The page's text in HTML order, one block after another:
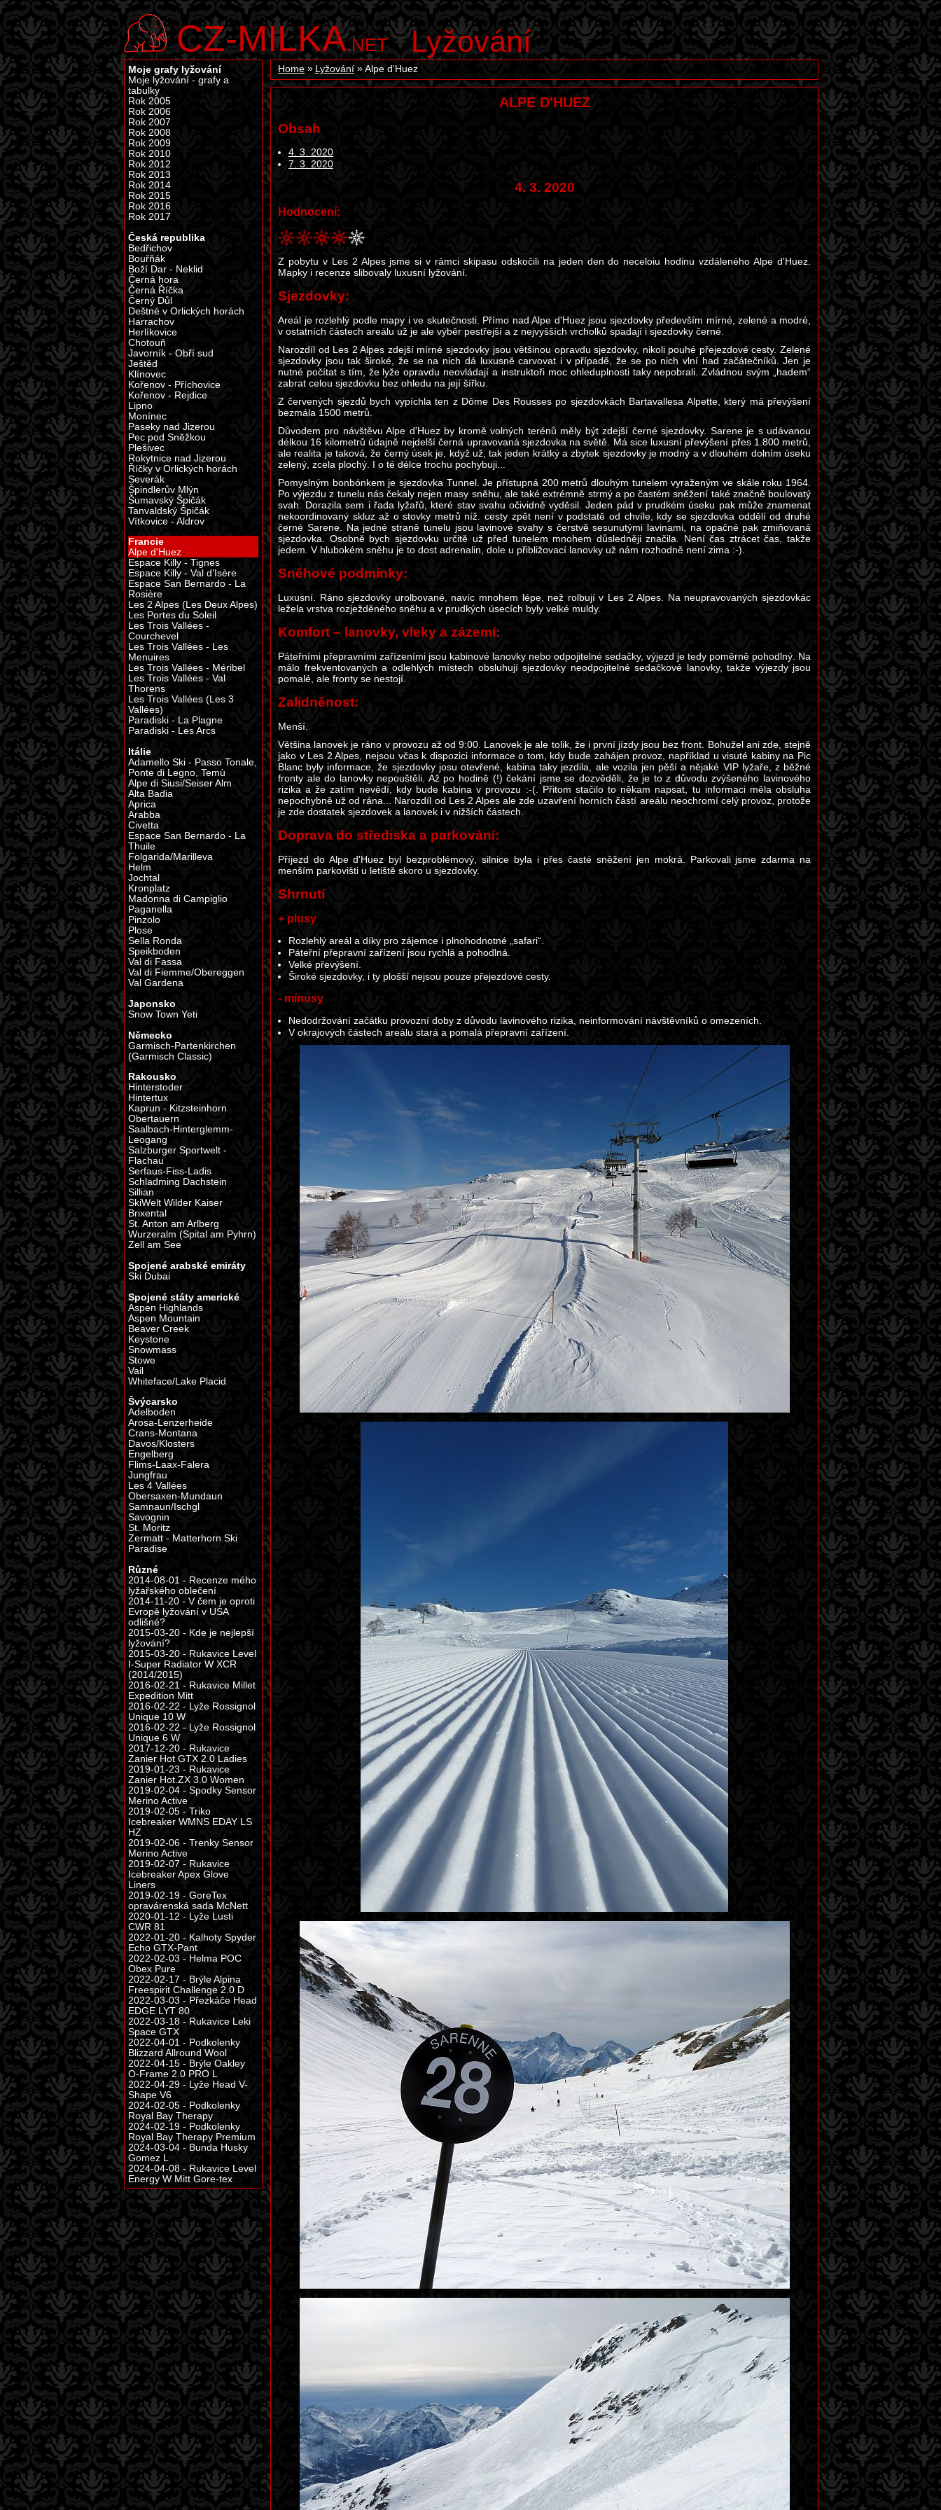
CZ-MILKA.NET Lyžování
Home Lyžování Alpe d'Huez
ALPE D'HUEZ
Obsah
4. 3. 2020
7. 3. 2020
4. 3. 2020
Hodnocení:
Z pobytu v Les 2 Alpes jsme si v rámci skipasu odskočili na jeden den do neceloiu hodinu vzdáleného Alpe d'Huez.
Mapky i recenze slibovaly luxusní lyžování.
Sjezdovky:
Areál je rozlehlý podle mapy i ve skutečnosti. Přímo nad Alpe d'Huez jsou sjezdovky především mírné, zelené a modré,
v ostatních částech areálu už je ale výběr pestřejší a z nejvyšších vrcholků spadají i sjezdovky černé.
Narozdíl od Les 2 Alpes zdejší mírné sjezdovky jsou většinou opravdu sjezdovky, nikoli pouhé přejezdové cesty. Zelené
sjezdovky jsou tak široké, že se na nich dá luxusně carvovat i v případě, že se po nich vlní had začátečníků. Jen je
nutné počítat s tím, že lyže opravdu neovládají a instruktoři moc ohleduplnosti taky nepobrali. Zvládnou svým „hadem“
zabrat celou sjezdovku bez ohledu na její šířku.
Z červených sjezdů bych vypíchla ten z Dôme Des Rousses po sjezdovkách Bartavallesa Alpette, který má převýšení
bezmála 1500 metrů.
Důvodem pro návštěvu Alpe d'Huez by kromě volných terénů měly být zdejší černé sjezdovky. Sarene je s udávanou
délkou 16 kilometrů údajně nejdelší černá upravovaná sjezdovka na světě. Má sice luxusní převýšení přes 1.800 metrů,
ale realita je taková, že černý úsek je, když už, tak jeden krátký a zbytek sjezdovky je modný a v dlouhém dolním úseku
zelený, zcela plochý. I o té délce trochu pochybuji...
Pomyslným bonbónkem je sjezdovka Tunnel. Je přístupná 200 metrů dlouhým tunelem vyraženým ve skále roku 1964.
Po výjezdu z tunelu nás čekaly nejen masy sněhu, ale také extrémně strmý a po častém sněžení také značně boulovatý
svah. Dorazila sem i řada lyžařů, které stav svahu očividně vyděsil. Jeden pád v prudkém úseku pak může znamenat
nekoordinovaný skluz až o stovky metrů níž. cesty zpět není v podstatě od chvíle, kdy se sjezdovka oddělí od druhé
černé Sarene. Na jedné straně tunelu jsou lavinové svahy s čerstvě sesunutými lavinami, na opačné pak zmiňovaná
sjezdovka. Osobně bych sjezdovku určitě už před tunelem mnohem důsledněji značila. Není čas ztrácet čas, takže
jedem. V hlubokém sněhu je to dost adrenalin, dole u přibližovací lanovky už nám rozhodně není zima :-).
Sněhové podmínky:
Luxusní. Ráno sjezdovky urolbované, navíc mnohem lépe, než rolbují v Les 2 Alpes. Na neupravovaných sjezdovkác
ležela vrstva rozježděného sněhu a v prudkých úsecích byly velké muldy.
Komfort – lanovky, vleky a zázemí:
Páteřními přepravními zařízeními jsou kabinové lanovky nebo odpojitelné sedačky, výjezd je tedy poměrně pohodlný. Na
málo frekventovaných a odlehlých místech obsluhují sjezdovky neodpojitelné sedačkové lanovky, takže výjezdy jsou
pomalé, ale fronty se nestojí.
Zalidněnost:
Menší.
Většina lanovek je ráno v provozu až od 9:00. Lanovek je ale tolik, že i první jízdy jsou bez front. Bohužel ani zde, stejně
jako v Les 2 Alpes, nejsou včas k dispozici informace o tom, kdy bude zahájen provoz, například u visuté kabiny na Pic
Blanc byly informace, že sjezdovky josu otevřené, kabina taky jezdila, ale vozila jen pěší a nějaké VIP lyžaře, z běžné
fronty ale do lanovky nepouštěli. Až po hodině (!) čekání jsme se dozvěděli, že je to z důvodu zvýšeného lavinového
rizika a že zatím nevědí, kdy bude kabina v provozu :-(. Přitom stačilo to někam napsat, tu informaci měla obsluha
nepochybně už od rána... Narozdíl od Les 2 Alpes ale zde uzavření horních částí areálu neochromí celý provoz, protože
je zde dostatek sjezdovek a lanovek i v nižších částech.
Doprava do střediska a parkování:
Příjezd do Alpe d'Huez byl bezproblémový, silnice byla i přes časté sněžení jen mokrá. Parkovali jsme zdarma na
menším parkovišti u letiště skoro u sjezdovky.
Shrnutí
+ plusy
Rozlehlý areál a díky pro zájemce i plnohodnotné „safari“.
Páteřní přepravní zařízení jsou rychlá a pohodlná.
Velké převýšení.
Široké sjezdovky, i ty plošší nejsou pouze přejezdové cesty.
- mínusy
Nedodržování začátku provozní doby z důvodu lavinového rizika, neinformování návštěvníků o omezeních.
V okrajových částech areálu stará a pomalá přepravní zařízení.
Moje grafy lyžování
Moje lyžování - grafy a
tabulky
Rok 2005
Rok 2006
Rok 2007
Rok 2008
Rok 2009
Rok 2010
Rok 2012
Rok 2013
Rok 2014
Rok 2015
Rok 2016
Rok 2017
Česká republika
Bedřichov
Bouřňák
Boží Dar - Neklid
Černá hora
Černá Říčka
Černý Důl
Deštné v Orlických horách
Harrachov
Herlíkovice
Chotouň
Javorník - Obří sud
Ještěd
Klínovec
Kořenov - Příchovice
Kořenov - Rejdice
Lipno
Monínec
Paseky nad Jizerou
Pec pod Sněžkou
Plešivec
Rokytnice nad Jizerou
Říčky v Orlických horách
Severák
Špindlerův Mlýn
Šumavský Špičák
Tanvaldský Špičák
Vítkovice - Aldrov
Francie
Alpe d'Huez
Espace Killy - Tignes
Espace Killy - Val d’Isère
Espace San Bernardo - La
Rosière
Les 2 Alpes (Les Deux Alpes)
Les Portes du Soleil
Les Trois Vallées -
Courchevel
Les Trois Vallées - Les
Menuires
Les Trois Vallées - Méribel
Les Trois Vallées - Val
Thorens
Les Trois Vallées (Les 3
Vallées)
Paradiski - La Plagne
Paradiski - Les Arcs
Itálie
Adamello Ski - Passo Tonale,
Ponte di Legno, Temù
Alpe di Siusi/Seiser Alm
Alta Badia
Aprica
Arabba
Civetta
Espace San Bernardo - La
Thuile
Folgarida/Marilleva
Helm
Jochtal
Kronplatz
Madonna di Campiglio
Paganella
Pinzolo
Plose
Sella Ronda
Speikboden
Val di Fassa
Val di Fiemme/Obereggen
Val Gardena
Japonsko
Snow Town Yeti
Německo
Garmisch-Partenkirchen
(Garmisch Classic)
Rakousko
Hinterstoder
Hintertux
Kaprun - Kitzsteinhorn
Obertauern
Saalbach-Hinterglemm-
Leogang
Salzburger Sportwelt -
Flachau
Serfaus-Fiss-Ladis
Schladming Dachstein
Sillian
SkiWelt Wilder Kaiser
Brixental
St. Anton am Arlberg
Wurzeralm (Spital am Pyhrn)
Zell am See
Spojené arabské emiráty
Ski Dubai
Spojené státy americké
Aspen Highlands
Aspen Mountain
Beaver Creek
Keystone
Snowmass
Stowe
Vail
Whiteface/Lake Placid
Švýcarsko
Adelboden
Arosa-Lenzerheide
Crans-Montana
Davos/Klosters
Engelberg
Flims-Laax-Falera
Jungfrau
Les 4 Vallées
Obersaxen-Mundaun
Samnaun/Ischgl
Savognin
St. Moritz
Zermatt - Matterhorn Ski
Paradise
Různé
2014-08-01 - Recenze mého
lyžařského oblečení
2014-11-20 - V čem je oproti
Evropě lyžování v USA
odlišné?
2015-03-20 - Kde je nejlepší
lyžování?
2015-03-20 - Rukavice Level
I-Super Radiator W XCR
(2014/2015)
2016-02-21 - Rukavice Millet
Expedition Mitt
2016-02-22 - Lyže Rossignol
Unique 10 W
2016-02-22 - Lyže Rossignol
Unique 6 W
2017-12-20 - Rukavice
Zanier Hot GTX 2.0 Ladies
2019-01-23 - Rukavice
Zanier Hot.ZX 3.0 Women
2019-02-04 - Spodky Sensor
Merino Active
2019-02-05 - Triko
Icebreaker WMNS EDAY LS
HZ
2019-02-06 - Trenky Sensor
Merino Active
2019-02-07 - Rukavice
Icebreaker Apex Glove
Liners
2019-02-19 - GoreTex
opravárenská sada McNett
2020-01-12 - Lyže Lusti
CWR 81
2022-01-20 - Kalhoty Spyder
Echo GTX-Pant
2022-02-03 - Helma POC
Obex Pure
2022-02-17 - Brýle Alpina
Freespirit Challenge 2.0 D
2022-03-03 - Přezkáče Head
EDGE LYT 80
2022-03-18 - Rukavice Leki
Space GTX
2022-04-01 - Podkolenky
Blizzard Allround Wool
2022-04-15 - Brýle Oakley
O-Frame 2.0 PRO L
2022-04-29 - Lyže Head V-
Shape V6
2024-02-05 - Podkolenky
Royal Bay Therapy
2024-02-19 - Podkolenky
Royal Bay Therapy Premium
2024-03-04 - Bunda Husky
Gomez L
2024-04-08 - Rukavice Level
Energy W Mitt Gore-tex